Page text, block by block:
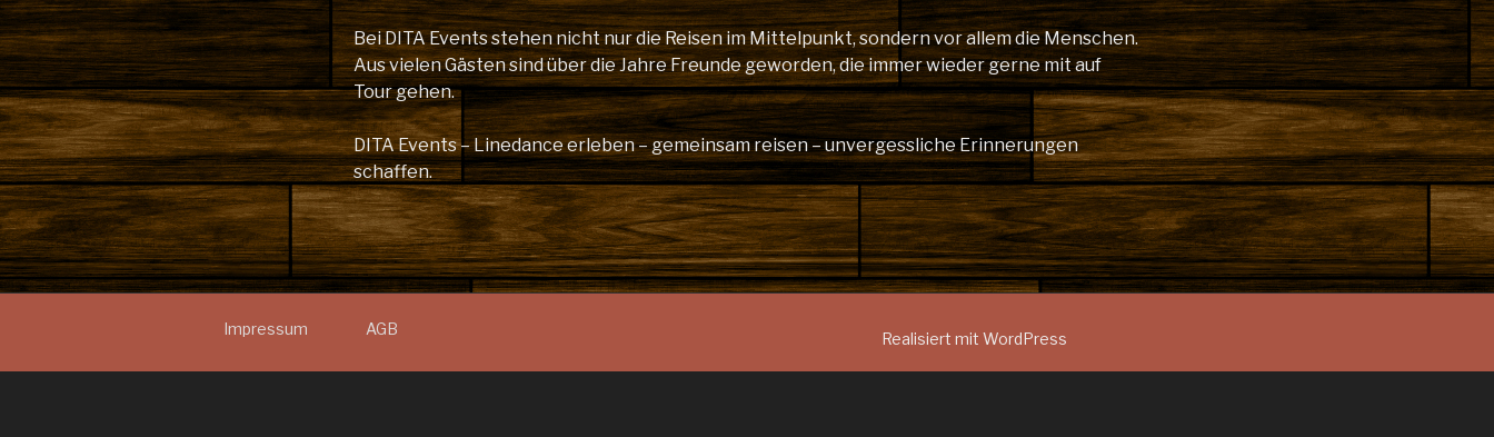
Bei DITA Events stehen nicht nur die Reisen im Mittelpunkt, sondern vor allem die Menschen.
Aus vielen Gästen sind über die Jahre Freunde geworden, die immer wieder gerne mit auf
Tour gehen.
DITA Events – Linedance erleben – gemeinsam reisen – unvergessliche Erinnerungen
schaffen.
Impressum AGB
Realisiert mit WordPress